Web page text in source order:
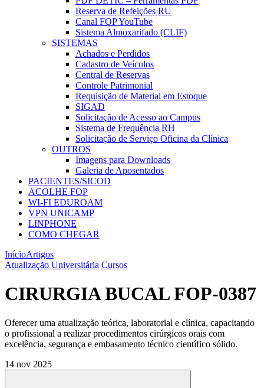
Reserva de Refeições RU
Canal FOP YouTube
Sistema Almoxarifado (CLIF)
SISTEMAS
Achados e Perdidos
Cadastro de Veículos
Central de Reservas
Controle Patrimonial
Requisição de Material em Estoque
SIGAD
Solicitação de Acesso ao Campus
Sistema de Frequência RH
Solicitação de Serviço Oficina da Clínica
OUTROS
Imagens para Downloads
Galeria de Aposentados
PACIENTES/SICOD
ACOLHE FOP
WI-FI EDUROAM
VPN UNICAMP
LINPHONE
COMO CHEGAR
InícioArtigos
Atualização Universitária Cursos
CIRURGIA BUCAL FOP-0387
Oferecer uma atualização teórica, laboratorial e clínica, capacitando
o profissional a realizar procedimentos cirúrgicos orais com
excelência, segurança e embasamento técnico científico sólido.
14 nov 2025